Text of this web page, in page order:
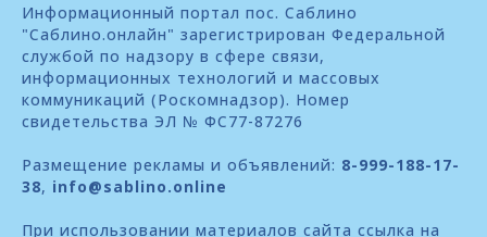
Информационный портал пос. Саблино
"Саблино.онлайн" зарегистрирован Федеральной
службой по надзору в сфере связи,
информационных технологий и массовых
коммуникаций (Роскомнадзор). Номер
свидетельства ЭЛ № ФС77-87276
Размещение рекламы и объявлений: 8-999-188-17-
38, info@sablino.online
При использовании материалов сайта ссылка на